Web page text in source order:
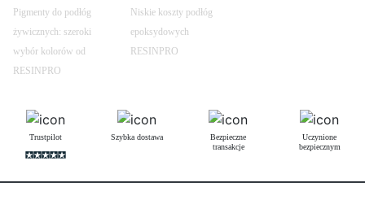
Pigmenty do podłóg
żywicznych: szeroki
wybór kolorów od
RESINPRO
Niskie koszty podłóg
epoksydowych
RESINPRO
Trustpilot Szybka dostawa
Bezpieczne
transakcje
Uczynione
bezpiecznym